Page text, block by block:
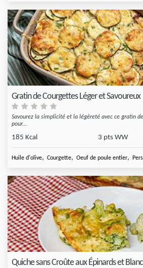
Gratin de Courgettes Léger et Savoureux
Savourez la simplicité et la légèreté avec ce gratin
pour...
185 Kcal 3 pts WW
Huile d'olive, Courgette, Oeuf de poule entier,
Quiche sans Croûte aux Épinards et